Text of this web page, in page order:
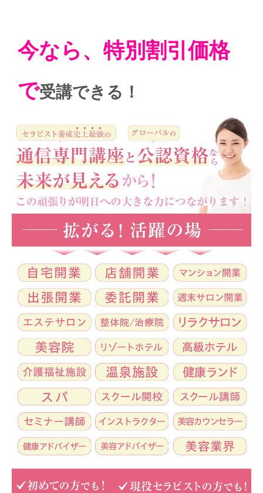
今なら、特別割引価格
で受講できる！